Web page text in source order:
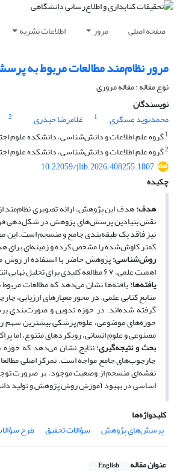
صفحه اصلی مرور اطلاعات نشریه
مرور نظام‌مند مطالعات مربوط به
نوع مقاله : مقاله مروری
نویسندگان
محمدنوید عسگری
1 غلامرضا حیدری
2
1گروه علم اطلاعات و دانش‌شناسی، دانشکده علوم
2گروه علم اطلاعات و دانش‌شناسی، دانشکده علوم
10.22059/jlib.2026.408255.1807
چکیده
هدف:هدف این پژوهش، ارائه تصویری نظام‌مند
نقش بنیادین پرسش‌های پژوهش در شکل‌دهی
نیز فاقد یک طبقه‌بندی جامع و منسجم است. این
کمتر کاوش‌شده را مشخص کرده و زمینه‌ای برای
روش‌شناسی:
اهمیت علمی، ۶۷ مطالعه کلیدی برای تحلیل نهایی انتخاب گردید. مطالعات منتخب ابتدا در سه طبقه اصلی و سپس در زیرشاخه‌های دقیق‌تر دسته‌بندی شدند.
یافته‌ها:یافته‌ها نشان می‌دهد که مطالعات
گرفته شده‌اند. در حوزه تدوین و صورت‌بندی
مصنوعی و علوم انسانی، رویکردهای متنوع، اما
بحث و نتیجه‌گیری:نتایج نشان می‌دهد که
چارچوب‌های جامع مواجه است. تمرکز اصلی
نقشه‌ای منسجم از وضعیت موجود، بر ضرورت
اساسی در بهبود آموزش روش پژوهش و تولید
کلیدواژه‌ها
پرسش‌های پژوهش
سؤالات تحقیق طرح
عنوان مقاله English